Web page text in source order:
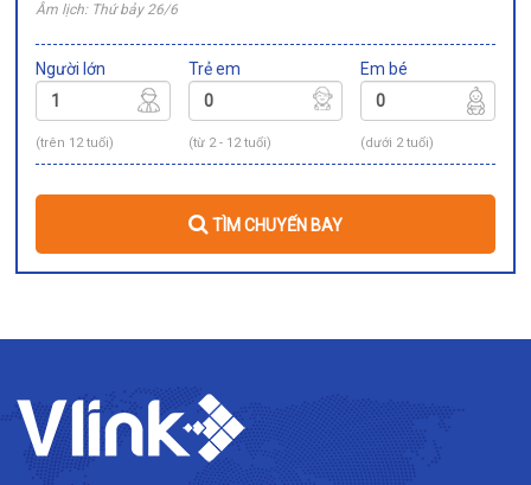
Âm lịch: Thứ bảy 26/6
Người lớn
(trên 12 tuổi)
Trẻ em
(từ 2 - 12 tuổi)
Em bé
(dưới 2 tuổi)
TÌM CHUYẾN BAY